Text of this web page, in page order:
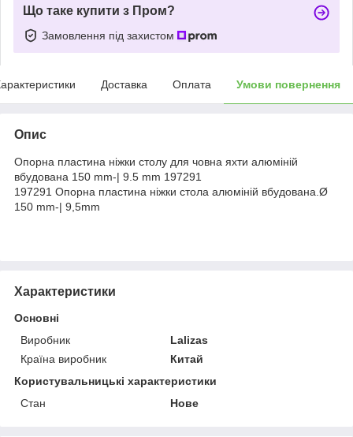
Що таке купити з Пром?
Замовлення під захистом
Доставка Оплата Умови повернення
Опис
Опорна пластина ніжки столу для човна яхти алюміній
вбудована 150 mm-| 9.5 mm 197291
197291 Опорна пластина ніжки стола алюміній вбудована.Ø
150 mm-| 9,5mm
Характеристики
Основні
Виробник
Lalizas
Країна виробник
Китай
Користувальницькі характеристики
Стан
Нове